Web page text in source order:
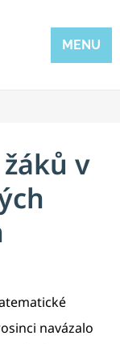
MENU
v
navázalo